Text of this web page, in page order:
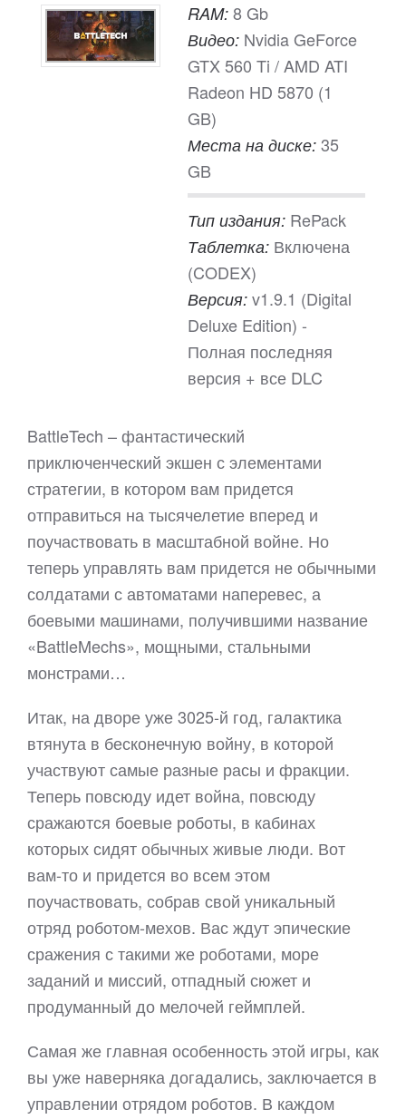
RAM: 8 Gb
Видео: Nvidia GeForce
GTX 560 Ti / AMD ATI
Radeon HD 5870 (1
GB)
Места на диске: 35
GB
Тип издания: RePack
Таблетка: Включена
(CODEX)
Версия: v1.9.1 (Digital
Deluxe Edition) -
Полная последняя
версия + все DLC
BattleTech – фантастический
приключенческий экшен с элементами
стратегии, в котором вам придется
отправиться на тысячелетие вперед и
поучаствовать в масштабной войне. Но
теперь управлять вам придется не обычными
солдатами с автоматами наперевес, а
боевыми машинами, получившими название
«BattleMechs», мощными, стальными
монстрами…
Итак, на дворе уже 3025-й год, галактика
втянута в бесконечную войну, в которой
участвуют самые разные расы и фракции.
Теперь повсюду идет война, повсюду
сражаются боевые роботы, в кабинах
которых сидят обычных живые люди. Вот
вам-то и придется во всем этом
поучаствовать, собрав свой уникальный
отряд роботом-мехов. Вас ждут эпические
сражения с такими же роботами, море
заданий и миссий, отпадный сюжет и
продуманный до мелочей геймплей.
Самая же главная особенность этой игры, как
вы уже наверняка догадались, заключается в
управлении отрядом роботов. В каждом